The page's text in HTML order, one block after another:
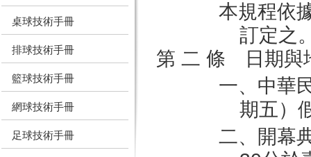
桌球技術手冊
排球技術手冊
籃球技術手冊
網球技術手冊
足球技術手冊
本規程依
訂定之
第 二 條 日期與
一、中華
期五）
二、開幕